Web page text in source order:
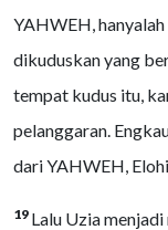
YAHWEH,
dikuduskan yang
tempat kudus itu,
pelanggaran.
dari YAHWEH,
19 Lalu Uzia